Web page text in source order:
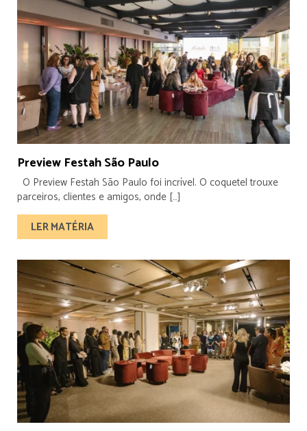
Preview Festah São Paulo
O Preview Festah São Paulo foi incrível. O coquetel trouxe
parceiros, clientes e amigos, onde […]
LER MATÉRIA